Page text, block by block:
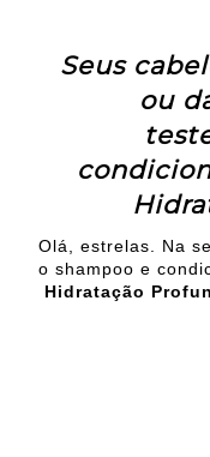
Seus
ou
Olá, estrelas. Na
o shampoo e
Hidratação